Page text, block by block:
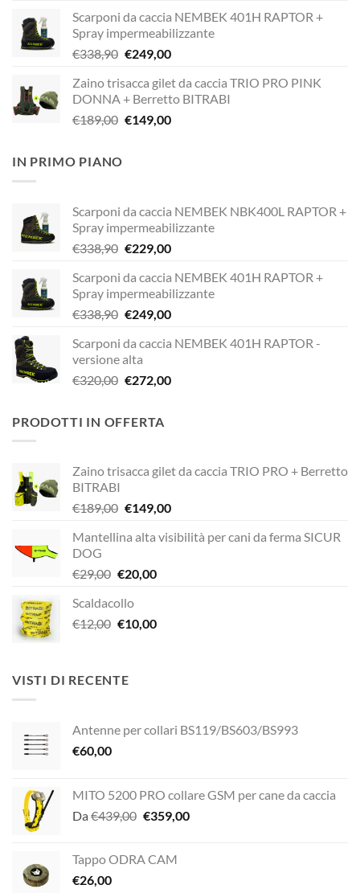
originale
era:
€338,90.
attuale
è:
€229,00.
Scarponi da caccia NEMBEK 401H RAPTOR +
Spray impermeabilizzante
€338,90 Il
originale
era:
€338,90.
€249,00Il
attuale
è:
€249,00.
Zaino trisacca gilet da caccia TRIO PRO PINK
DONNA + Berretto BITRABI
€189,00 Il
€149,00Il
IN PRIMO PIANO
Scarponi da caccia NEMBEK NBK400L RAPTOR +
Spray impermeabilizzante
€338,90 Il
originale
era:
€338,90.
€229,00Il
attuale
è:
€229,00.
Scarponi da caccia NEMBEK 401H RAPTOR +
Spray impermeabilizzante
€338,90 Il
originale
era:
€338,90.
€249,00Il
attuale
€249,00.
Scarponi da caccia NEMBEK 401H RAPTOR -
versione alta
€320,00 Il
era:
€272,00Il
PRODOTTI IN OFFERTA
Zaino trisacca gilet da caccia TRIO PRO + Berretto
BITRABI
€189,00 Il
originale
€189,00.
€149,00Il
attuale
Mantellina alta visibilità per cani da ferma SICUR
DOG
€29,00 Il
originale
era:
€20,00Il
è:
Scaldacollo
€12,00 Il
era:
€10,00Il
VISTI DI RECENTE
Antenne per collari BS119/BS603/BS993
€60,00
MITO 5200 PRO collare GSM per cane da caccia
Da €439,00 Il
era:
€359,00Il
Tappo ODRA CAM
€26,00